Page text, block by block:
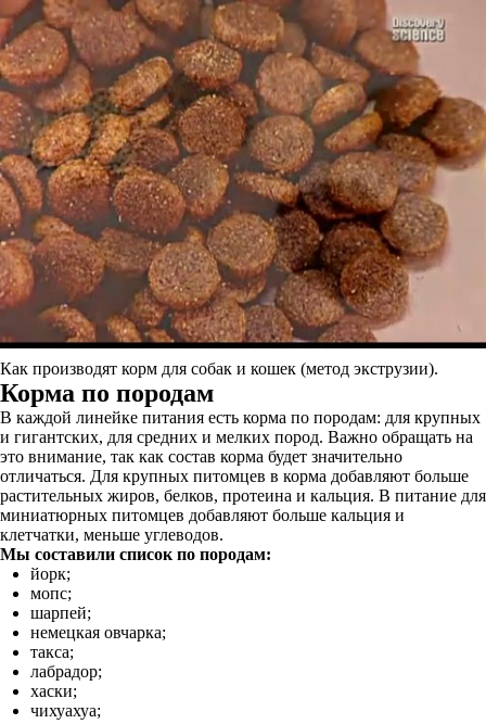
Как производят корм для собак и кошек (метод экструзии).
Корма по породам
В каждой линейке питания есть корма по породам: для крупных
и гигантских, для средних и мелких пород. Важно обращать на
это внимание, так как состав корма будет значительно
отличаться. Для крупных питомцев в корма добавляют больше
растительных жиров, белков, протеина и кальция. В питание для
миниатюрных питомцев добавляют больше кальция и
клетчатки, меньше углеводов.
Мы составили список по породам:
йорк;
мопс;
шарпей;
немецкая овчарка;
такса;
лабрадор;
хаски;
чихуахуа;